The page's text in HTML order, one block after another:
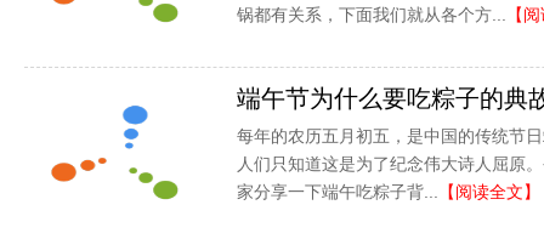
锅都有关系，下面我们就从各个方...
【
端午节为什么要吃粽子的典
每年的农历五月初五，是中国的传统节
人们只知道这是为了纪念伟大诗人屈原
家分享一下端午吃粽子背...
【阅读全文】